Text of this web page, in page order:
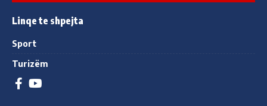
Linqe te shpejta
Sport
Turizëm